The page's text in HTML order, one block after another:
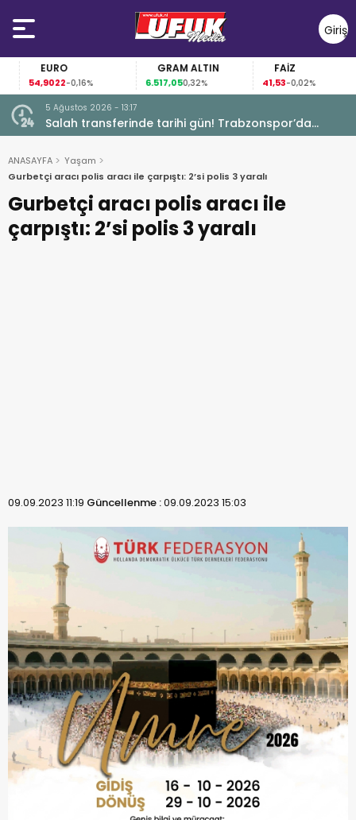
Giriş
Yap
EURO
54,9022-0,16%
GRAM ALTIN
6.517,050,32%
FAİZ
41,53-0,02%
5 Ağustos 2026 - 13:17
Salah transferinde tarihi gün! Trabzonspor’da
büyük heyecan
ANASAYFA
Yaşam
Gurbetçi aracı polis aracı ile çarpıştı: 2’si polis 3 yaralı
Gurbetçi aracı polis aracı ile
çarpıştı: 2’si polis 3 yaralı
09.09.2023 11:19 Güncellenme :09.09.2023 15:03